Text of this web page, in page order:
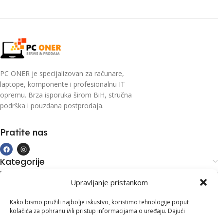
Upravljanje pristankom
Kako bismo pružili najbolje iskustvo, koristimo tehnologije poput
kolačića za pohranu i/ili pristup informacijama o uređaju. Dajući
PC ONER je specijalizovan za računare,
laptope, komponente i profesionalnu IT
opremu. Brza isporuka širom BiH, stručna
podrška i pouzdana postprodaja.
Pratite nas
Kategorije
Kupovina i podrška
Kontakt informacije